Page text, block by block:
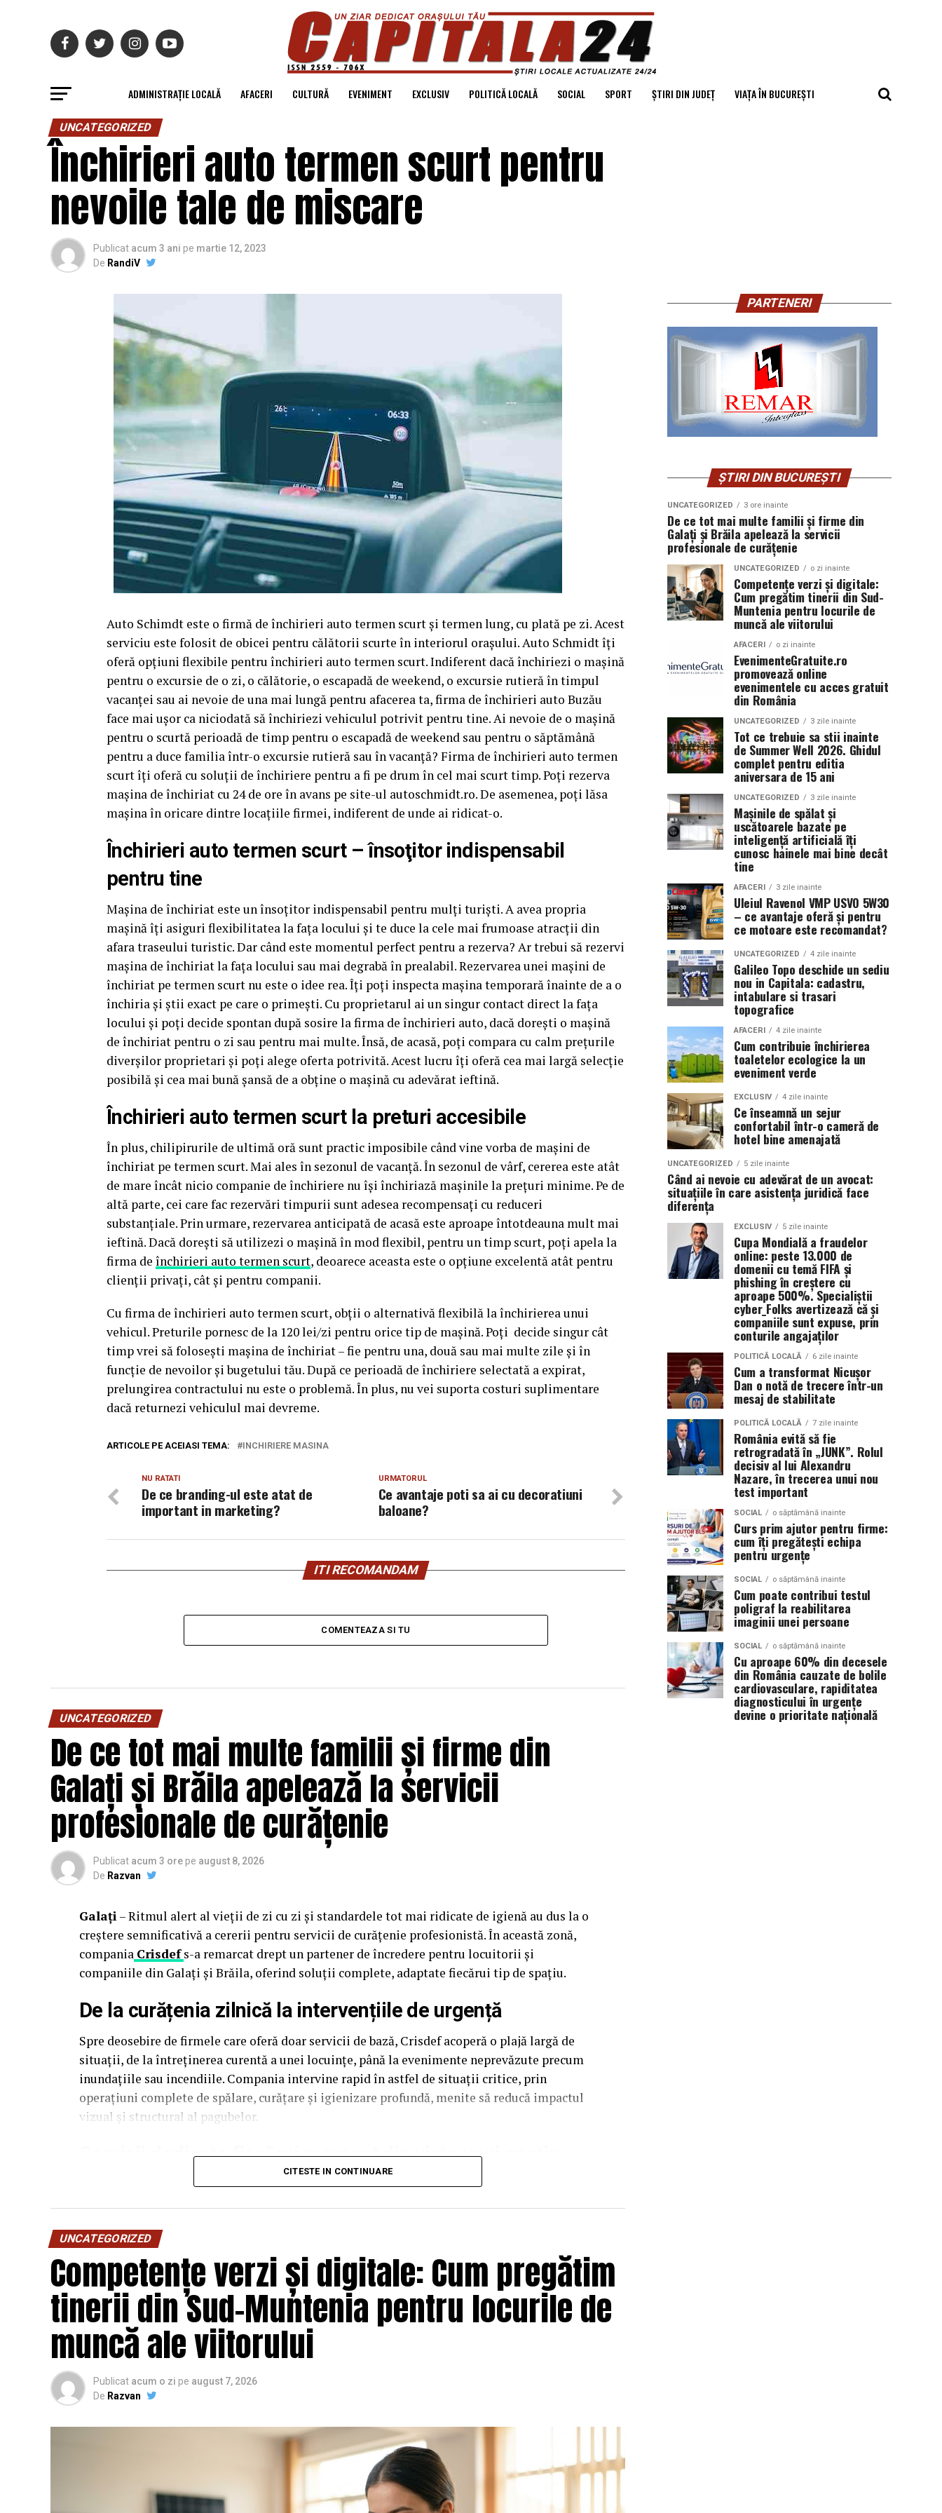
ADMINISTRAȚIE LOCALĂ AFACERI CULTURĂ EVENIMENT EXCLUSIV POLITICĂ LOCALĂ SOCIAL SPORT ȘTIRI DIN JUDEȚ VIAȚA ÎN BUCUREȘTI
UNCATEGORIZED
Închirieri auto termen scurt pentru
nevoile tale de miscare
Publicat acum 3 ani pe martie 12, 2023
De RandiV
Auto Schimdt este o firmă de închirieri auto termen scurt şi termen lung, cu plată pe zi. Acest
serviciu este folosit de obicei pentru călătorii scurte în interiorul oraşului. Auto Schmidt îţi
oferă opțiuni flexibile pentru închirieri auto termen scurt. Indiferent dacă închiriezi o mașină
pentru o excursie de o zi, o călătorie, o escapadă de weekend, o excursie rutieră în timpul
vacanței sau ai nevoie de una mai lungă pentru afacerea ta, firma de închirieri auto Buzău
face mai ușor ca niciodată să închiriezi vehiculul potrivit pentru tine. Ai nevoie de o mașină
pentru o scurtă perioadă de timp pentru o escapadă de weekend sau pentru o săptămână
pentru a duce familia într-o excursie rutieră sau în vacanță? Firma de închirieri auto termen
scurt îţi oferă cu soluții de închiriere pentru a fi pe drum în cel mai scurt timp. Poţi rezerva
mașina de închiriat cu 24 de ore în avans pe site-ul autoschmidt.ro. De asemenea, poţi lăsa
mașina în oricare dintre locațiile firmei, indiferent de unde ai ridicat-o.
Închirieri auto termen scurt – însoţitor indispensabil
pentru tine
Mașina de închiriat este un însoțitor indispensabil pentru mulți turiști. A avea propria
mașină îţi asiguri flexibilitatea la fața locului și te duce la cele mai frumoase atracții din
afara traseului turistic. Dar când este momentul perfect pentru a rezerva? Ar trebui să rezervi
mașina de închiriat la fața locului sau mai degrabă în prealabil. Rezervarea unei mașini de
închiriat pe termen scurt nu este o idee rea. Îți poți inspecta mașina temporară înainte de a o
închiria și știi exact pe care o primești. Cu proprietarul ai un singur contact direct la fața
locului și poți decide spontan după sosire la firma de închirieri auto, dacă doreşti o mașină
de închiriat pentru o zi sau pentru mai multe. Însă, de acasă, poți compara cu calm prețurile
diverșilor proprietari și poți alege oferta potrivită. Acest lucru îţi oferă cea mai largă selecție
posibilă și cea mai bună șansă de a obține o mașină cu adevărat ieftină.
Închirieri auto termen scurt la preturi accesibile
În plus, chilipirurile de ultimă oră sunt practic imposibile când vine vorba de mașini de
închiriat pe termen scurt. Mai ales în sezonul de vacanță. În sezonul de vârf, cererea este atât
de mare încât nicio companie de închiriere nu îşi închiriază mașinile la prețuri minime. Pe de
altă parte, cei care fac rezervări timpurii sunt adesea recompensați cu reduceri
substanțiale. Prin urmare, rezervarea anticipată de acasă este aproape întotdeauna mult mai
ieftină. Dacă doreşti să utilizezi o mașină în mod flexibil, pentru un timp scurt, poţi apela la
firma de închirieri auto termen scurt, deoarece aceasta este o opțiune excelentă atât pentru
clienții privați, cât și pentru companii.
Cu firma de închirieri auto termen scurt, obții o alternativă flexibilă la închirierea unui
vehicul. Preturile pornesc de la 120 lei/zi pentru orice tip de maşină. Poţi decide singur cât
timp vrei să folosești mașina de închiriat – fie pentru una, două sau mai multe zile şi în
funcţie de nevoilor și bugetului tău. După ce perioadă de închiriere selectată a expirat,
prelungirea contractului nu este o problemă. În plus, nu vei suporta costuri suplimentare
dacă returnezi vehiculul mai devreme.
ARTICOLE PE ACEIASI TEMA: INCHIRIERE MASINA
URMATORUL
Ce avantaje poti sa ai cu decoratiuni
baloane?
NU RATATI
De ce branding-ul este atat de
important in marketing?
ITI RECOMANDAM
COMENTEAZA SI TU
UNCATEGORIZED
De ce tot mai multe familii și firme din
Galați și Brăila apelează la servicii
profesionale de curățenie
Publicat acum 3 ore pe august 8, 2026
De Razvan
Galați– Ritmul alert al vieții de zi cu zi și standardele tot mai ridicate de igienă au dus la o
creștere semnificativă a cererii pentru servicii de curățenie profesionistă. În această zonă,
compania Crisdef s-a remarcat drept un partener de încredere pentru locuitorii și
companiile din Galați și Brăila, oferind soluții complete, adaptate fiecărui tip de spațiu.
De la curățenia zilnică la intervențiile de urgență
Spre deosebire de firmele care oferă doar servicii de bază, Crisdef acoperă o plajă largă de
situații, de la întreținerea curentă a unei locuințe, până la evenimente neprevăzute precum
inundațiile sau incendiile. Compania intervine rapid în astfel de situații critice, prin
operațiuni complete de spălare, curățare și igienizare profundă, menite să reducă impactul
vizual și structural al pagubelor.
Servicii dedicate fiecărui moment din viața unui spațiu
Indiferent de context, Crisdef propune o soluție potrivită:
de șantier și a urmelor lăsate de lucrări;
Pentru menținerea zilnică a curățeniei
– servicii de întreținere și curățenie generală a
geamurilor, grupurilor sanitare, mobilierului și gresiei/faianței;
Pentru organizatorii de evenimente – pregătirea locației înainte de eveniment și preluarea
completă a curățeniei ulterioare;
Pentru situații neprevăzute– intervenții de urgență în cazul inundațiilor sau incendiilor;
mirosurilor;
CITESTE IN CONTINUARE
UNCATEGORIZED
Competențe verzi și digitale: Cum pregătim
tinerii din Sud-Muntenia pentru locurile de
muncă ale viitorului
Publicat acum o zi pe august 7, 2026
De Razvan
PARTENERI
ȘTIRI DIN BUCUREȘTI
UNCATEGORIZED 3 ore inainte
De ce tot mai multe familii și firme din
Galați și Brăila apelează la servicii
profesionale de curățenie
UNCATEGORIZED o zi inainte
Competențe verzi și digitale:
Cum pregătim tinerii din Sud-
Muntenia pentru locurile de
muncă ale viitorului
AFACERI o zi inainte
EvenimenteGratuite.ro
promovează online
evenimentele cu acces gratuit
din România
UNCATEGORIZED 3 zile inainte
Tot ce trebuie sa stii inainte
de Summer Well 2026. Ghidul
complet pentru editia
aniversara de 15 ani
UNCATEGORIZED 3 zile inainte
Mașinile de spălat și
uscătoarele bazate pe
inteligență artificială îți
cunosc hainele mai bine decât
tine
AFACERI 3 zile inainte
Uleiul Ravenol VMP USVO 5W30
– ce avantaje oferă și pentru
ce motoare este recomandat?
UNCATEGORIZED 4 zile inainte
Galileo Topo deschide un sediu
nou in Capitala: cadastru,
intabulare si trasari
topografice
AFACERI 4 zile inainte
Cum contribuie închirierea
toaletelor ecologice la un
eveniment verde
EXCLUSIV 4 zile inainte
Ce înseamnă un sejur
confortabil într-o cameră de
hotel bine amenajată
UNCATEGORIZED 5 zile inainte
Când ai nevoie cu adevărat de un avocat:
situațiile în care asistența juridică face
diferența
EXCLUSIV 5 zile inainte
Cupa Mondială a fraudelor
online: peste 13.000 de
domenii cu temă FIFA și
phishing în creștere cu
aproape 500%. Specialiștii
cyber_Folks avertizează că și
companiile sunt expuse, prin
conturile angajaților
POLITICĂ LOCALĂ 6 zile inainte
Cum a transformat Nicușor
Dan o notă de trecere într-un
mesaj de stabilitate
POLITICĂ LOCALĂ 7 zile inainte
România evită să fie
retrogradată în „JUNK”. Rolul
decisiv al lui Alexandru
Nazare, în trecerea unui nou
test important
SOCIAL o săptămână inainte
Curs prim ajutor pentru firme:
cum îți pregătești echipa
pentru urgențe
SOCIAL o săptămână inainte
Cum poate contribui testul
poligraf la reabilitarea
imaginii unei persoane
SOCIAL o săptămână inainte
Cu aproape 60% din decesele
din România cauzate de bolile
cardiovasculare, rapiditatea
diagnosticului în urgențe
devine o prioritate națională